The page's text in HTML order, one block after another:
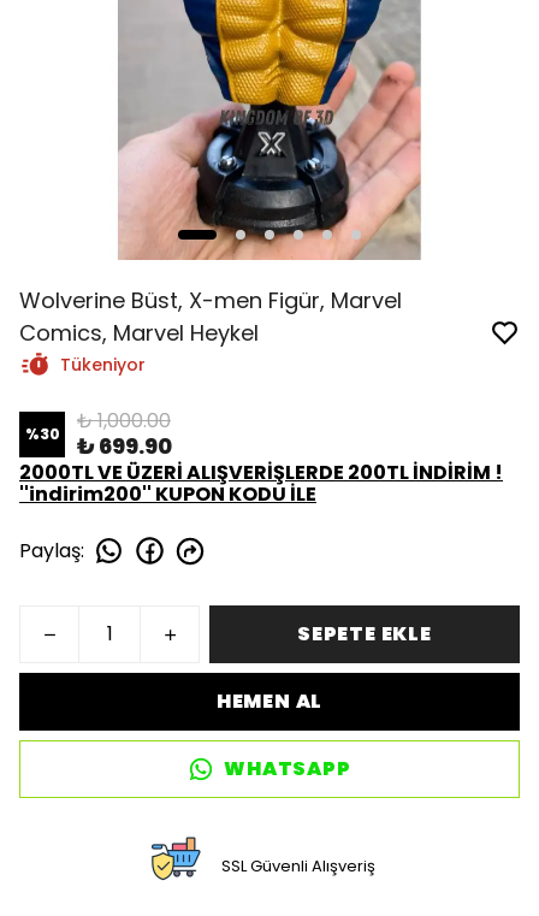
Wolverine Büst, X-men Figür, Marvel
Comics, Marvel Heykel
Tükeniyor
%30 ₺ 1,000.00
₺ 699.90
2000TL VE ÜZERİ ALIŞVERİŞLERDE 200TL İNDİRİM !
''indirim200'' KUPON KODU İLE
Paylaş:
SEPETE EKLE
HEMEN AL
WHATSAPP
SSL Güvenli Alışveriş